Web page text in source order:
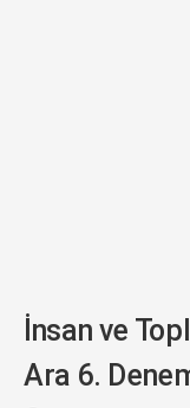
İnsan ve
Ara 6.